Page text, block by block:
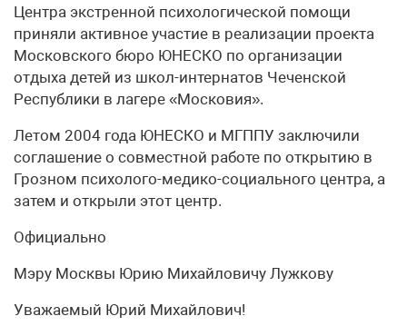
Центра экстренной психологической помощи
приняли активное участие в реализации проекта
Московского бюро ЮНЕСКО по организации
отдыха детей из школ-интернатов Чеченской
Республики в лагере «Московия».
Летом 2004 года ЮНЕСКО и МГППУ заключили
соглашение о совместной работе по открытию в
Грозном психолого-медико-социального центра, а
затем и открыли этот центр.
Официально
Мэру Москвы Юрию Михайловичу Лужкову
Уважаемый Юрий Михайлович!